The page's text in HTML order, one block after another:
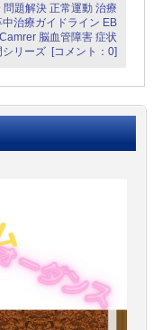
問題解決 正常運動 治療
中治療ガイドライン EB
Camrer 脳血管障害 症状
リーズ [コメント：0]